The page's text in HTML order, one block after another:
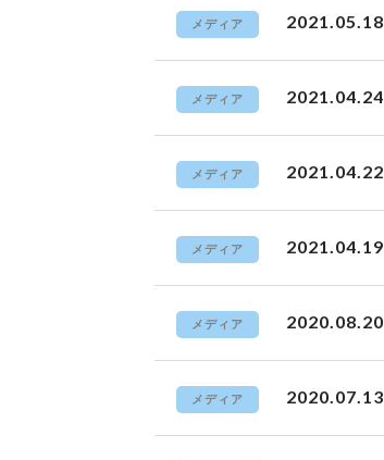
メディア 2021.05.18
メディア 2021.04.24
メディア 2021.04.22
メディア 2021.04.19
メディア 2020.08.20
メディア 2020.07.13